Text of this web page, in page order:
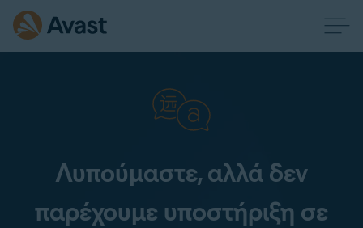
Λυπούμαστε, αλλά δεν
παρέχουμε υποστήριξη σε